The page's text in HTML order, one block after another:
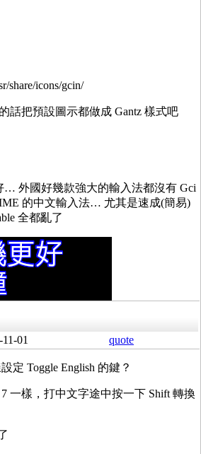
share/icons/gcin/
話把預設圖示都做成 Gantz 樣式吧
… 外國好幾款強大的輸入法都沒有 Gci
的中文輸入法… 尤其是速成(簡易)
全都亂了
11-01 quote
定 Toggle English 的鍵？
一樣，打中文字途中按一下 Shift 轉換